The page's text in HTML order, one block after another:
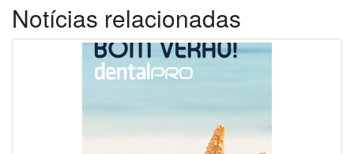
Notícias relacionadas